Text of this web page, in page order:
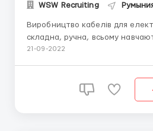
WSW Recruiting
Виробництво кабелів для
складна, ручна, всьому
Вимоги:️ Чоловіки, жінки та сімейні пари до 58 років.
21-09-2022